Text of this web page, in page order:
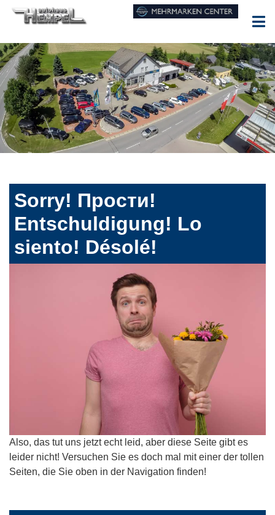
Sorry! Прости!
Entschuldigung! Lo
siento! Désolé!
Also, das tut uns jetzt echt leid, aber diese Seite gibt es
leider nicht! Versuchen Sie es doch mal mit einer der tollen
Seiten, die Sie oben in der Navigation finden!